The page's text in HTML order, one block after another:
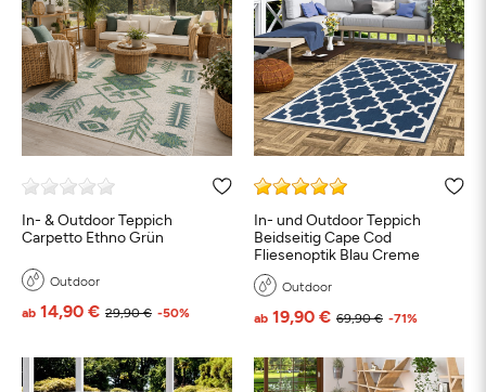
In- & Outdoor Teppich
Carpetto Ethno Grün
Outdoor
29,90 €
ab 14,90 € -50%
In- und Outdoor Teppich
Beidseitig Cape Cod
Fliesenoptik Blau Creme
Outdoor
69,90 €
ab 19,90 € -71%